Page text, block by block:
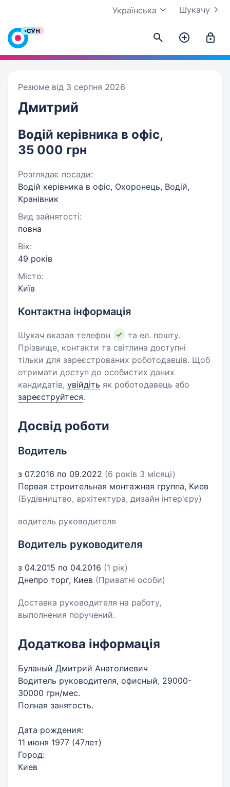
Шукачу
Українська
Резюме від 3 серпня 2026
Дмитрий
Водій керівника в офіс,
35 000 грн
Розглядає посади:
Водій керівника в офіс, Охоронець, Водій,
Кранівник
Вид зайнятості:
повна
Вік:
49 років
Місто:
Київ
Контактна інформація
Шукач вказав телефон
та ел. пошту.
Прізвище, контакти та світлина доступні
тільки для зареєстрованих роботодавців. Щоб
отримати доступ до особистих даних
кандидатів, увійдіть як роботодавець або
зареєструйтеся.
Досвід роботи
Водитель
з 07.2016 по 09.2022 (6 років 3 місяці)
Первая строительная монтажная группа, Киев
(Будівництво, архітектура, дизайн інтер'єру)
водитель руководителя
Водитель руководителя
з 04.2015 по 04.2016 (1 рік)
Днепро торг, Киев (Приватні особи)
Доставка руководителя на работу,
выполнения поручений.
Додаткова інформація
Буланый Дмитрий Анатолиевич
Водитель руководителя, офисный, 29000-
30000 грн/мес.
Полная занятость.
Дата рождения:
11 июня 1977 (47лет)
Город:
Киев